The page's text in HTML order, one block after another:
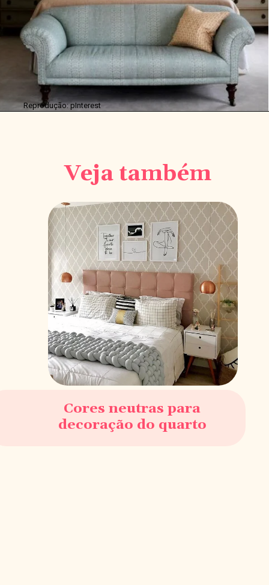
Reprodução: pInterest
Veja também
Cores neutras para
decoração do quarto